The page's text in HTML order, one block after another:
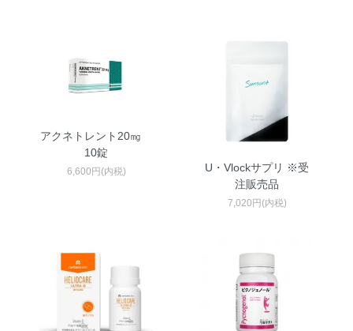
アクネトレント20㎎
10錠
6,600円(内税)
U・Vlockサプリ ※受
注販売品
7,020円(内税)